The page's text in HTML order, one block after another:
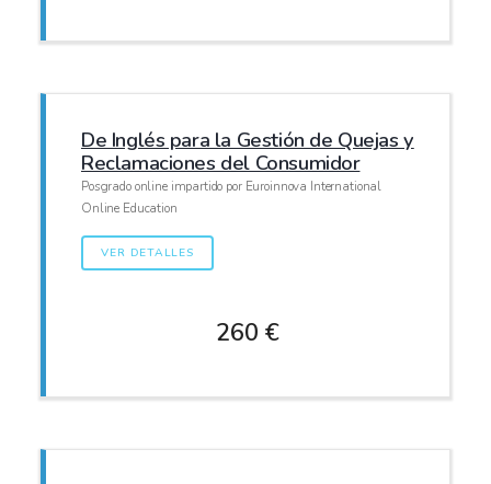
De Inglés para la Gestión de Quejas y
Reclamaciones del Consumidor
Posgrado online impartido por Euroinnova International
Online Education
VER DETALLES
260 €